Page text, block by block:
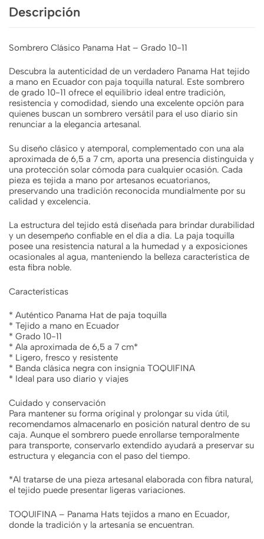
Descripción
Sombrero Clásico Panama Hat – Grado 10-11
Descubra la autenticidad de un verdadero Panama Hat tejido
a mano en Ecuador con paja toquilla natural. Este sombrero
de grado 10-11 ofrece el equilibrio ideal entre tradición,
resistencia y comodidad, siendo una excelente opción para
quienes buscan un sombrero versátil para el uso diario sin
renunciar a la elegancia artesanal.
Su diseño clásico y atemporal, complementado con una ala
aproximada de 6,5 a 7 cm, aporta una presencia distinguida y
una protección solar cómoda para cualquier ocasión. Cada
pieza es tejida a mano por artesanos ecuatorianos,
preservando una tradición reconocida mundialmente por su
calidad y excelencia.
La estructura del tejido está diseñada para brindar durabilidad
y un desempeño confiable en el día a día. La paja toquilla
posee una resistencia natural a la humedad y a exposiciones
ocasionales al agua, manteniendo la belleza característica de
esta fibra noble.
Características
* Auténtico Panama Hat de paja toquilla
* Tejido a mano en Ecuador
* Grado 10-11
* Ala aproximada de 6,5 a 7 cm*
* Ligero, fresco y resistente
* Banda clásica negra con insignia TOQUIFINA
* Ideal para uso diario y viajes
Cuidado y conservación
Para mantener su forma original y prolongar su vida útil,
recomendamos almacenarlo en posición natural dentro de su
caja. Aunque el sombrero puede enrollarse temporalmente
para transporte, conservarlo extendido ayudará a preservar su
estructura y elegancia con el paso del tiempo.
*Al tratarse de una pieza artesanal elaborada con fibra natural,
el tejido puede presentar ligeras variaciones.
TOQUIFINA – Panama Hats tejidos a mano en Ecuador,
donde la tradición y la artesanía se encuentran.